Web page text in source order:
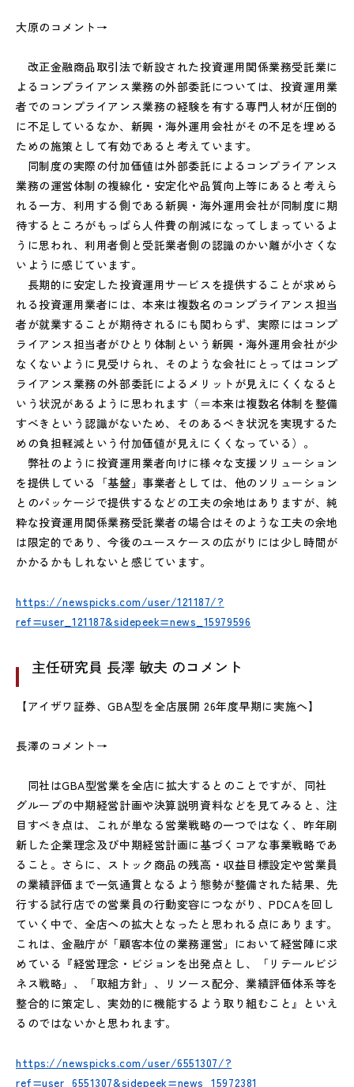
大原のコメント→
改正金融商品取引法で新設された投資運用関係業務受託業に
よるコンプライアンス業務の外部委託については、投資運用業
者でのコンプライアンス業務の経験を有する専門人材が圧倒的
に不足しているなか、新興・海外運用会社がその不足を埋める
ための施策として有効であると考えています。
同制度の実際の付加価値は外部委託によるコンプライアンス
業務の運営体制の複線化・安定化や品質向上等にあると考えら
れる一方、利用する側である新興・海外運用会社が同制度に期
待するところがもっぱら人件費の削減になってしまっているよ
うに思われ、利用者側と受託業者側の認識のかい離が小さくな
いように感じています。
長期的に安定した投資運用サービスを提供することが求めら
れる投資運用業者には、本来は複数名のコンプライアンス担当
者が就業することが期待されるにも関わらず、実際にはコンプ
ライアンス担当者がひとり体制という新興・海外運用会社が少
なくないように見受けられ、そのような会社にとってはコンプ
ライアンス業務の外部委託によるメリットが見えにくくなると
いう状況があるように思われます（＝本来は複数名体制を整備
すべきという認識がないため、そのあるべき状況を実現するた
めの負担軽減という付加価値が見えにくくなっている）。
弊社のように投資運用業者向けに様々な支援ソリューション
を提供している「基盤」事業者としては、他のソリューション
とのパッケージで提供するなどの工夫の余地はありますが、純
粋な投資運用関係業務受託業者の場合はそのような工夫の余地
は限定的であり、今後のユースケースの広がりには少し時間が
かかるかもしれないと感じています。
https://newspicks.com/user/121187/?
ref=user_121187&sidepeek=news_15979596
主任研究員 長澤 敏夫 のコメント
【アイザワ証券、GBA型を全店展開 26年度早期に実施へ】
長澤のコメント→
同社はGBA型営業を全店に拡大するとのことですが、同社
グループの中期経営計画や決算説明資料などを見てみると、注
目すべき点は、これが単なる営業戦略の一つではなく、昨年刷
新した企業理念及び中期経営計画に基づくコアな事業戦略であ
ること。さらに、ストック商品の残高・収益目標設定や営業員
の業績評価まで一気通貫となるよう態勢が整備された結果、先
行する試行店での営業員の行動変容につながり、PDCAを回し
ていく中で、全店への拡大となったと思われる点にあります。
これは、金融庁が「顧客本位の業務運営」において経営陣に求
めている『経営理念・ビジョンを出発点とし、「リテールビジ
ネス戦略」、「取組方針」、リソース配分、業績評価体系等を
整合的に策定し、実効的に機能するよう取り組むこと』といえ
るのではないかと思われます。
https://newspicks.com/user/6551307/?
ref=user_6551307&sidepeek=news_15972381